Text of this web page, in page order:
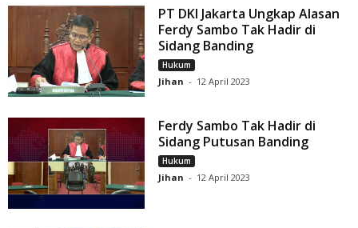
PT DKI Jakarta Ungkap Alasan
Ferdy Sambo Tak Hadir di
Sidang Banding
Hukum
Jihan - 12 April 2023
Ferdy Sambo Tak Hadir di
Sidang Putusan Banding
Hukum
Jihan - 12 April 2023